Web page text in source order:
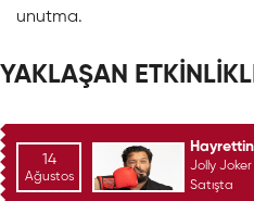
unutma.
YAKLAŞAN
Jolly Joker
Satışta
14
Ağustos